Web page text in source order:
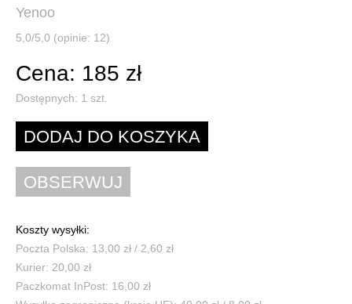
Yenoo
5,0/5,0 (opinie: 12)
Cena: 185 zł
Dostępnych: 1 szt.
Koszty wysyłki:
Poczta Polska: 13,00 zł / 2,60 zł
Kurier: 20,00 zł
Paczkomat InPost: 16,00 zł